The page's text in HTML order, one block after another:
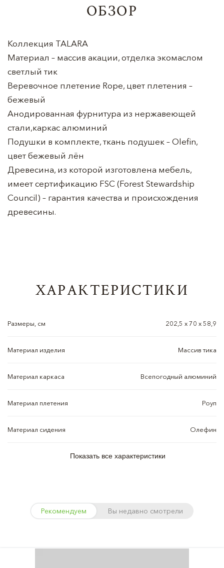
ОБЗОР
Коллекция TALARA
Материал – массив акации, отделка экомаслом
светлый тик
Веревочное плетение Rope, цвет плетения –
бежевый
Анодированная фурнитура из нержавеющей
стали,каркас алюминий
Подушки в комплекте, ткань подушек – Olefin,
цвет бежевый лён
Древесина, из которой изготовлена мебель,
имеет сертификацию FSC (Forest Stewardship
Council) – гарантия качества и происхождения
древесины.
ХАРАКТЕРИСТИКИ
Размеры, см 202,5 x 70 x 58,9
Материал изделия Массив тика
Материал каркаса Всепогодный алюминий
Материал плетения Роуп
Материал сидения Олефин
Показать все характеристики
Рекомендуем Вы недавно смотрели